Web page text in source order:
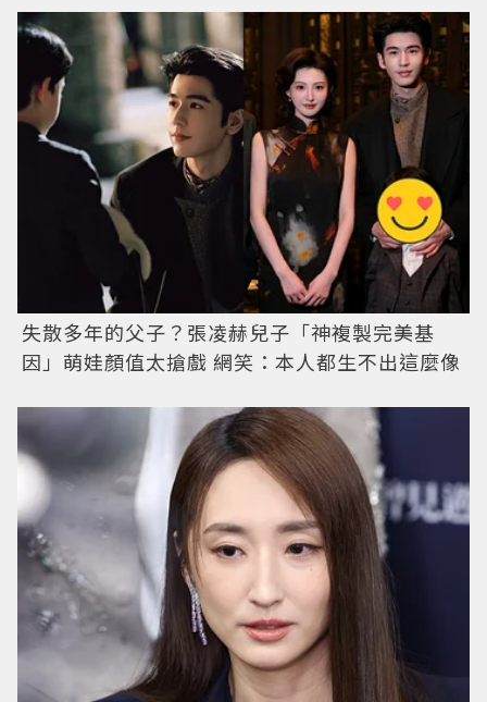
失散多年的父子？張凌赫兒子「神複製完美基
因」萌娃顏值太搶戲 網笑：本人都生不出這麼像